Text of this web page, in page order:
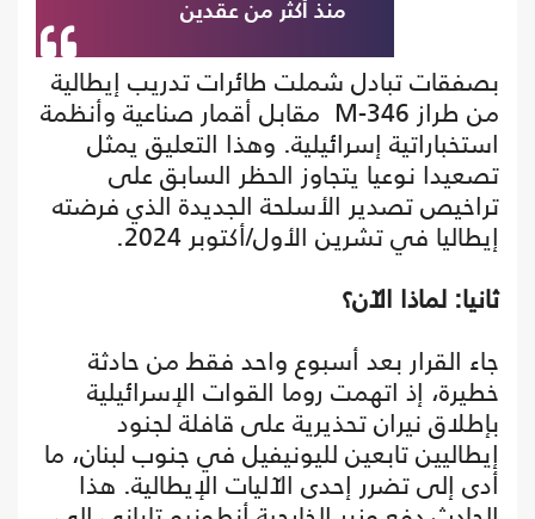
منذ أكثر من عقدين
بصفقات تبادل شملت طائرات تدريب إيطالية
من طراز M-346 مقابل أقمار صناعية وأنظمة
استخباراتية إسرائيلية. وهذا التعليق يمثل
تصعيدا نوعيا يتجاوز الحظر السابق على
تراخيص تصدير الأسلحة الجديدة الذي فرضته
إيطاليا في تشرين الأول/أكتوبر 2024.
ثانيا: لماذا الآن؟
جاء القرار بعد أسبوع واحد فقط من حادثة
خطيرة، إذ اتهمت روما القوات الإسرائيلية
بإطلاق نيران تحذيرية على قافلة لجنود
إيطاليين تابعين لليونيفيل في جنوب لبنان، ما
أدى إلى تضرر إحدى الآليات الإيطالية. هذا